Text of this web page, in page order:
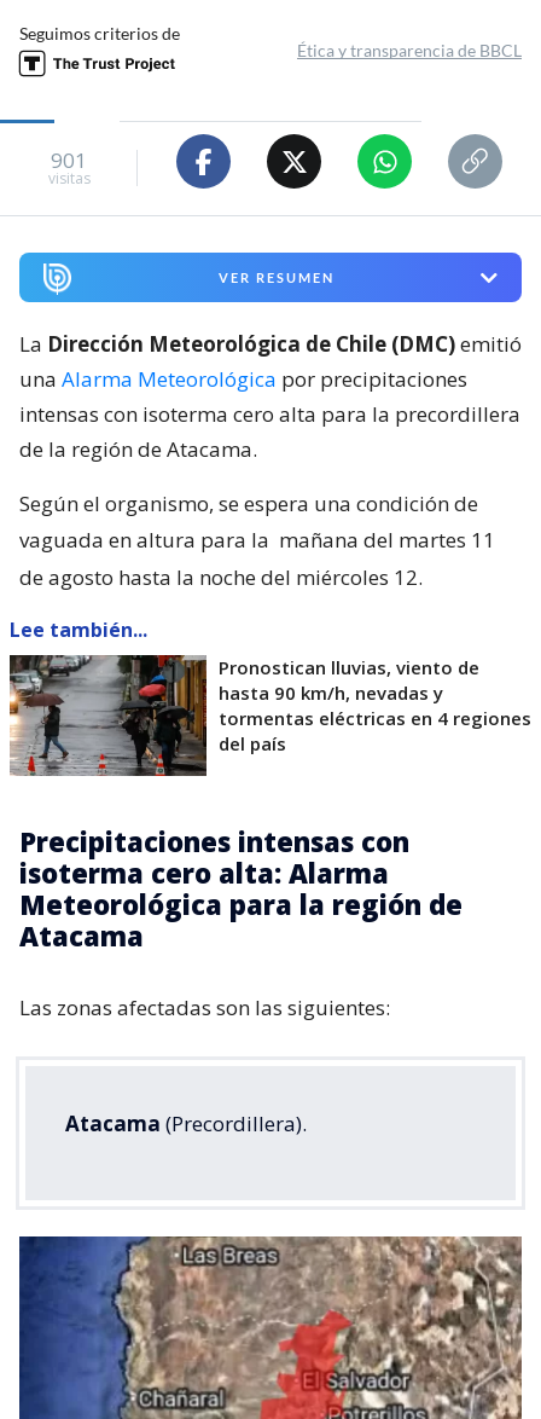
Seguimos criterios de
Ética y transparencia de BBCL
901
visitas
VER RESUMEN
La Dirección Meteorológica de Chile (DMC)emitió
una Alarma Meteorológica por precipitaciones
intensas con isoterma cero alta para la precordillera
de la región de Atacama.
Según el organismo, se espera una condición de
vaguada en altura para la mañana del martes 11
de agosto hasta la noche del miércoles 12.
Lee también...
Pronostican lluvias, viento de
hasta 90 km/h, nevadas y
tormentas eléctricas en 4 regiones
del país
Precipitaciones intensas con
isoterma cero alta: Alarma
Meteorológica para la región de
Atacama
Las zonas afectadas son las siguientes:
Atacama (Precordillera).